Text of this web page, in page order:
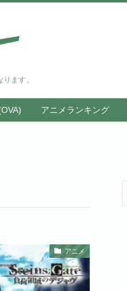
ます。
アニメランキング
アニメ